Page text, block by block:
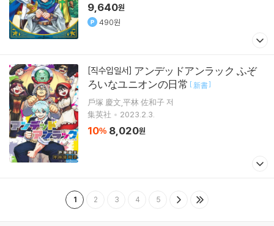
9,640원
490원
[직수입일서]
ろいなユニオンの日常 [ 新書]
戶塚 慶文,平林 佐和子 저
集英社
2023.2.3.
10% 8,020원
1 2 3 4 5